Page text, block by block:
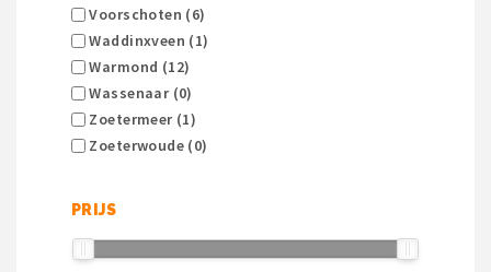
Voorschoten (6)
Waddinxveen (1)
Warmond (12)
Wassenaar (0)
Zoetermeer (1)
Zoeterwoude (0)
PRIJS